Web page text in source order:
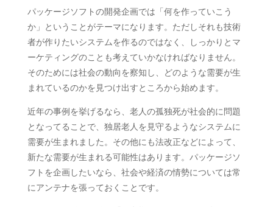
パッケージソフトの開発企画では「何を作っていこう
か」ということがテーマになります。ただしそれも技術
者が作りたいシステムを作るのではなく、しっかりとマ
ーケティングのことも考えていかなければなりません。
そのためには社会の動向を察知し、どのような需要が生
まれているのかを見つけ出すところから始めます。
近年の事例を挙げるなら、老人の孤独死が社会的に問題
となってることで、独居老人を見守るようなシステムに
需要が生まれました。その他にも法改正などによって、
新たな需要が生まれる可能性はあります。パッケージソ
フトを企画したいなら、社会や経済の情勢については常
にアンテナを張っておくことです。